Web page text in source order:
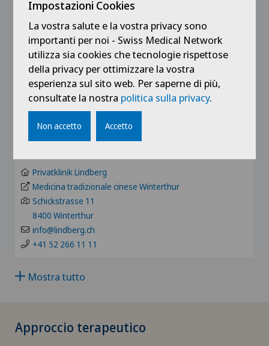
Andrologia
Anestesiologia
Angiologia
Artroscopia del ginocchio
Artroscopia della spalla
Artrosi del ginocchio
Artrosi dell'articolazione della spalla
Aumento di volume della tiroide – Struma
GR
VS
NE
Via Sant'Anna, 1
6924 Sorengo
medicentro@clinicasantanna.ch
+41 91 985 94 14
Clinica Ars Medica
Medicina tradizionale cinese
Privatklinik Lindberg
Medicina tradizionale cinese Winterthur
Schickstrasse 11
8400 Winterthur
info@lindberg.ch
+41 52 266 11 11
Mostra tutto
Approccio terapeutico
Impostazioni Cookies
La vostra salute e la vostra privacy sono
importanti per noi - Swiss Medical Network
utilizza sia cookies che tecnologie rispettose
della privacy per ottimizzare la vostra
esperienza sul sito web. Per saperne di più,
consultate la nostra politica sulla privacy.
Non accetto Accetto